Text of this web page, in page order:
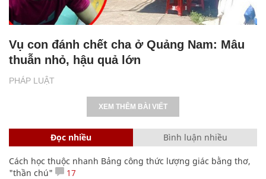
PHÁP LUẬT
Vụ con đánh chết cha ở Quảng Nam: Mâu
thuẫn nhỏ, hậu quả lớn
XEM THÊM BÀI VIẾT
Đọc nhiều Bình luận nhiều
Cách học thuộc nhanh Bảng công thức lượng giác bằng thơ,
"thần chú"
17